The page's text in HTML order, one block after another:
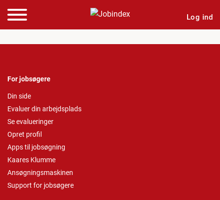
Log ind
For jobsøgere
Din side
Evaluer din arbejdsplads
Se evalueringer
Opret profil
Apps til jobsøgning
Kaares Klumme
Ansøgningsmaskinen
Support for jobsøgere